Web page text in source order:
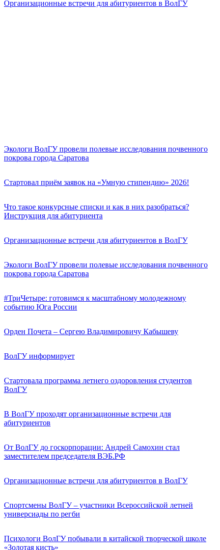
Организационные встречи для абитуриентов в ВолГУ
Экологи ВолГУ провели полевые исследования почвенного
покрова города Саратова
Стартовал приём заявок на «Умную стипендию» 2026!
Что такое конкурсные списки и как в них разобраться?
Инструкция для абитуриента
Организационные встречи для абитуриентов в ВолГУ
Экологи ВолГУ провели полевые исследования почвенного
покрова города Саратова
#ТриЧетыре: готовимся к масштабному молодежному
событию Юга России
Орден Почета – Сергею Владимировичу Кабышеву
ВолГУ информирует
Стартовала программа летнего оздоровления студентов
ВолГУ
В ВолГУ проходят организационные встречи для
абитуриентов
От ВолГУ до госкорпорации: Андрей Самохин стал
заместителем председателя ВЭБ.РФ
Организационные встречи для абитуриентов в ВолГУ
Спортсмены ВолГУ – участники Всероссийской летней
универсиады по регби
Психологи ВолГУ побывали в китайской творческой школе
«Золотая кисть»